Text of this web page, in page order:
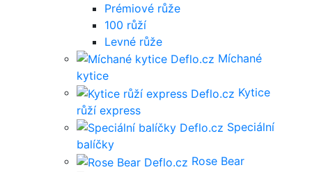
Prémiové růže
100 růží
Levné růže
Míchané
kytice
Kytice
růží express
Speciální
balíčky
Rose Bear